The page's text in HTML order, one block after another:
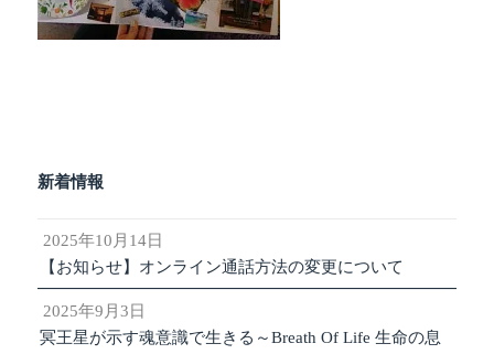
新着情報
2025年10月14日
【お知らせ】オンライン通話方法の変更について
2025年9月3日
冥王星が示す魂意識で生きる～Breath Of Life 生命の息